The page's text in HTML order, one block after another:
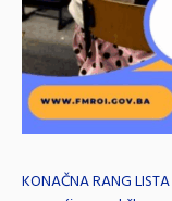
KONAČNA RANG